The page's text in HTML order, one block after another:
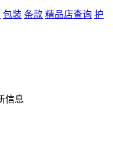
包装 条款 精品店查询 护
信息